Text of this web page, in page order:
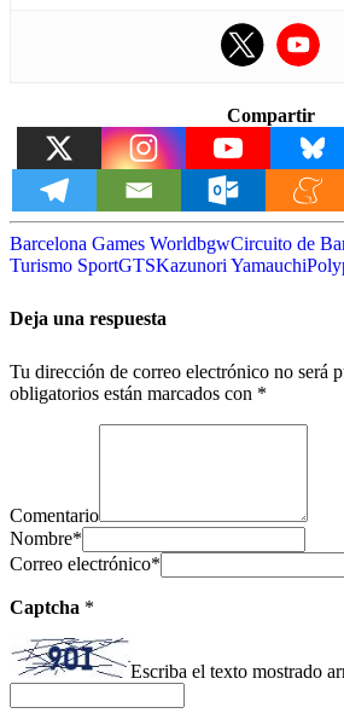
Compartir
Barcelona Games WorldbgwCircuito de
Turismo SportGTSKazunori Yamauchi
Deja una respuesta
Tu dirección de correo electrónico no será
obligatorios están marcados con *
Comentario
Nombre*
Correo electrónico*
Captcha *
Escriba el texto mostrado